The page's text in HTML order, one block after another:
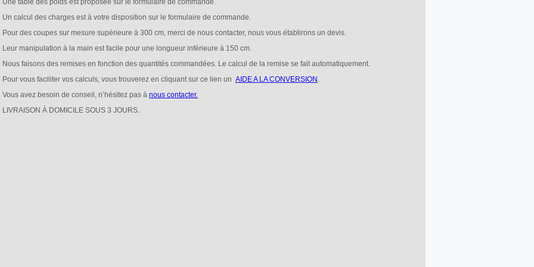
Une table des poids est proposée sur le formulaire de commande.
Un calcul des charges est à votre disposition sur le formulaire de commande.
Pour des coupes sur mesure supérieure à 300 cm, merci de nous contacter, nous vous établirons un devis.
Leur manipulation à la main est facile pour une longueur inférieure à 150 cm.
Nous faisons des remises en fonction des quantités commandées. Le calcul de la remise se fait automatiquement.
Pour vous faciliter vos calculs, vous trouverez en cliquant sur ce lien un AIDE A LA CONVERSION .
Vous avez besoin de conseil, n’hésitez pas à nous contacter.
LIVRAISON À DOMICILE SOUS 3 JOURS.